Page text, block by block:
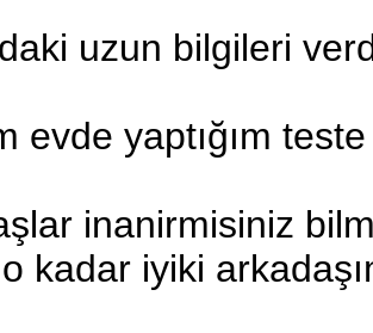
uzun bilgileri
evde yaptığım
inanirmisiniz
kadar iyiki